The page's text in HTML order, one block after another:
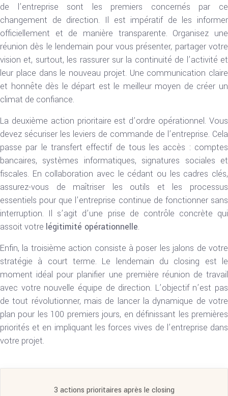
de l’entreprise sont les premiers concernés par ce
changement de direction. Il est impératif de les informer
officiellement et de manière transparente. Organisez une
réunion dès le lendemain pour vous présenter, partager votre
vision et, surtout, les rassurer sur la continuité de l’activité et
leur place dans le nouveau projet. Une communication claire
et honnête dès le départ est le meilleur moyen de créer un
climat de confiance.
La deuxième action prioritaire est d’ordre opérationnel. Vous
devez sécuriser les leviers de commande de l’entreprise. Cela
passe par le transfert effectif de tous les accès : comptes
bancaires, systèmes informatiques, signatures sociales et
fiscales. En collaboration avec le cédant ou les cadres clés,
assurez-vous de maîtriser les outils et les processus
essentiels pour que l’entreprise continue de fonctionner sans
interruption. Il s’agit d’une prise de contrôle concrète qui
assoit votre légitimité opérationnelle.
Enfin, la troisième action consiste à poser les jalons de votre
stratégie à court terme. Le lendemain du closing est le
moment idéal pour planifier une première réunion de travail
avec votre nouvelle équipe de direction. L’objectif n’est pas
de tout révolutionner, mais de lancer la dynamique de votre
plan pour les 100 premiers jours, en définissant les premières
priorités et en impliquant les forces vives de l’entreprise dans
votre projet.
3 actions prioritaires après le closing